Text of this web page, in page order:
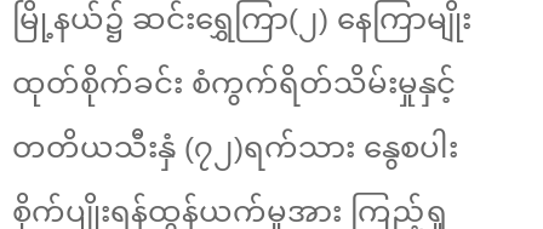
မြို့နယ်၌ ဆင်းရွှေကြာ(၂) နေကြာမျိုး
ထုတ်စိုက်ခင်း စံကွက်ရိတ်သိမ်းမှုနှင့်
‌တတိယသီးနှံ (၇၂)ရက်သား နွေစပါး
စိုက်ပျိုးရန်ထွန်ယက်မှုအား ကြည့်ရှု